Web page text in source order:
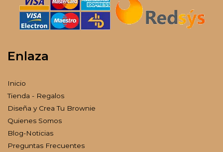
Enlaza
Inicio
Tienda - Regalos
Diseña y Crea Tu Brownie
Quienes Somos
Blog-Noticias
Preguntas Frecuentes